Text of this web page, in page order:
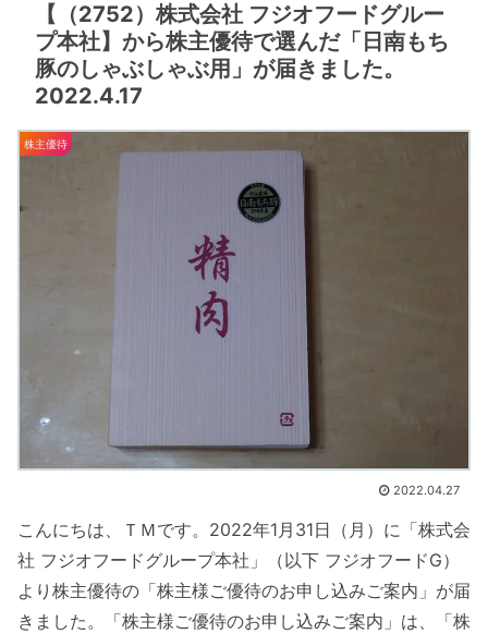
【（2752）株式会社 フジオフードグルー
プ本社】から株主優待で選んだ「日南もち
豚のしゃぶしゃぶ用」が届きました。
2022.4.17
株主優待
2022.04.27
こんにちは、ＴＭです。2022年1月31日（月）に「株式会
社 フジオフードグループ本社」（以下 フジオフードG）
より株主優待の「株主様ご優待のお申し込みご案内」が届
きました。「株主様ご優待のお申し込みご案内」は、「株